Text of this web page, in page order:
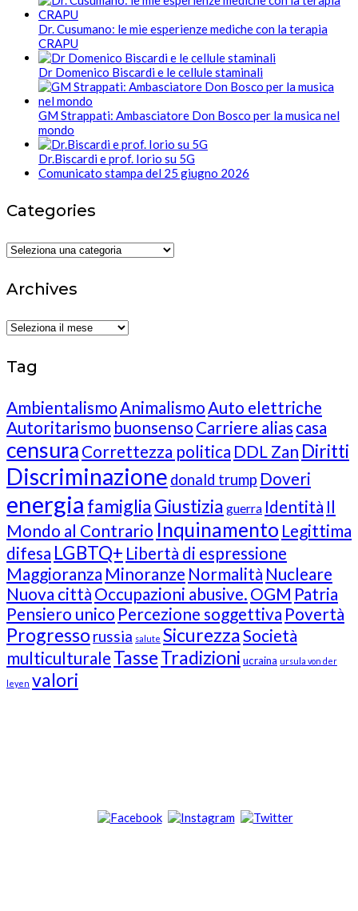
Dr. Cusumano: le mie esperienze mediche con la terapia
CRAPU
Dr Domenico Biscardi e le cellule staminali
GM Strappati: Ambasciatore Don Bosco per la musica nel
mondo
Dr.Biscardi e prof. Iorio su 5G
Comunicato stampa del 25 giugno 2026
Categories
Categories
Archives
Archives
Tag
AmbientalismoAnimalismoAuto elettriche
Autoritarismo buonsenso Carriere alias casa
censura Correttezza politica DDL Zan Diritti
Discriminazione donald trump Doveri
energia famigliaGiustizia guerra Identità Il
Mondo al Contrario Inquinamento Legittima
difesa LGBTQ+ Libertà di espressione
Maggioranza Minoranze Normalità Nucleare
Nuova città Occupazioni abusive. OGM Patria
Pensiero unico Percezione soggettiva Povertà
Progresso russia salute SicurezzaSocietà
multiculturale TasseTradizioni ucraina ursula von der
leyen valori